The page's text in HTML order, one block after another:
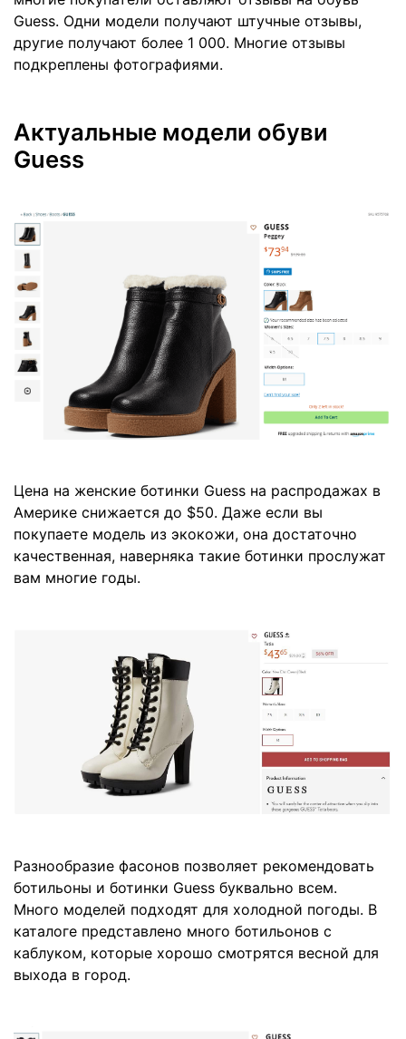
Guess. Одни модели получают штучные отзывы,
другие получают более 1 000. Многие отзывы
подкреплены фотографиями.
Актуальные модели обуви
Guess
Цена на женские ботинки Guess на распродажах в
Америке снижается до $50. Даже если вы
покупаете модель из экокожи, она достаточно
качественная, наверняка такие ботинки прослужат
вам многие годы.
Разнообразие фасонов позволяет рекомендовать
ботильоны и ботинки Guess буквально всем.
Много моделей подходят для холодной погоды. В
каталоге представлено много ботильонов с
каблуком, которые хорошо смотрятся весной для
выхода в город.